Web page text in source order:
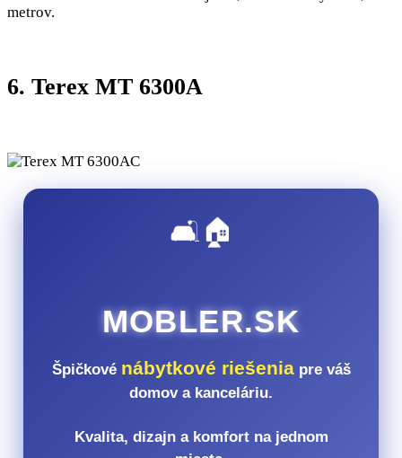
metrov.
6. Terex MT 6300A
🛋️🏠
MOBLER.SK
Špičkové nábytkové riešeniapre váš
domov a kanceláriu.
Kvalita, dizajn a komfort na jednom